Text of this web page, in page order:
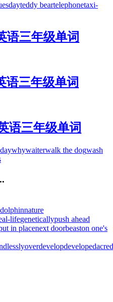
teddy beartelephonetaxi-
语三年级单词
语三年级单词
语三年级单词
whywaiterwalk the dogwash
nature
lifegeneticallypush ahead
in placenext doorbeaston one's
overdevelopdevelopedacre